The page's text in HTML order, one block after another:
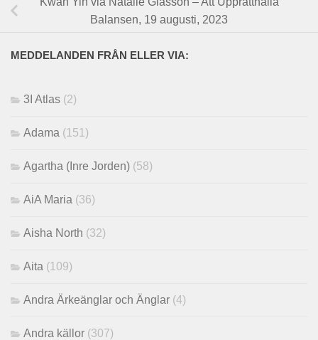
Balansen, 19 augusti, 2023
MEDDELANDEN FRÅN ELLER VIA:
3I Atlas (2)
Adama (151)
Agartha (Inre Jorden) (58)
AiA Maria (36)
Aisha North (32)
Aita (109)
Andra Ärkeänglar och Änglar (4)
Andra källor (307)